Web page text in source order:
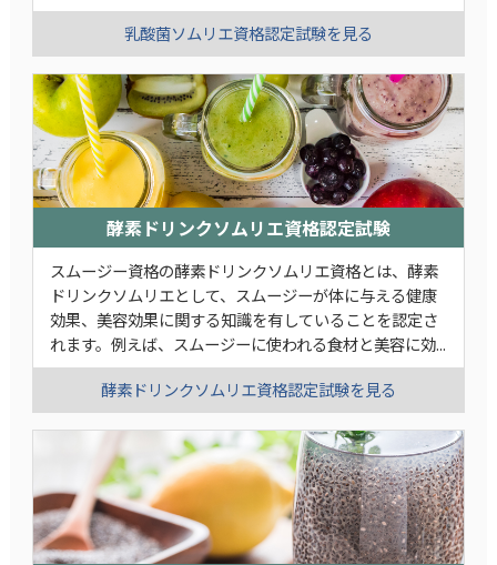
乳酸菌ソムリエ資格認定試験を見る
酵素ドリンクソムリエ資格認定試験
スムージー資格の酵素ドリンクソムリエ資格とは、酵素
ドリンクソムリエとして、スムージーが体に与える健康
効果、美容効果に関する知識を有していることを認定さ
れます。例えば、スムージーに使われる食材と美容に効...
酵素ドリンクソムリエ資格認定試験を見る